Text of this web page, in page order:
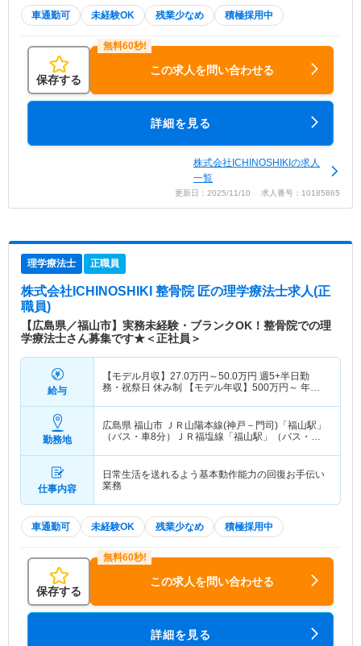
車通勤可 未経験OK 残業少なめ 積極採用中
保存する
この求人を問い合わせる
詳細を見る
株式会社ICHINOSHIKIの求人
一覧
更新日：2025/11/10 求人番号：10185865
理学療法士 正職員
株式会社ICHINOSHIKI 整骨院 匠の理学療法士求人(正
職員)
【広島県／福山市】実務未経験・ブランクOK！整骨院での理
学療法士さん募集です★＜正社員＞
給与
【モデル月収】 27.0万円～50.0万円 週5+半日勤
務・祝祭日 休み制 【モデル年収】 500万円～ 年収
勤務地
広島県 福山市 ＪＲ山陽本線(神戸－門司)「福山駅」
（バス・車8分）ＪＲ福塩線「福山駅」（バス・車8
仕事内容
日常生活を送れるよう基本動作能力の回復お手伝い
業務
車通勤可 未経験OK 残業少なめ 積極採用中
保存する
この求人を問い合わせる
詳細を見る